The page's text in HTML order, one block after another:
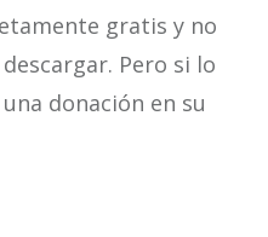
gratis y no
Pero si lo
donación en su